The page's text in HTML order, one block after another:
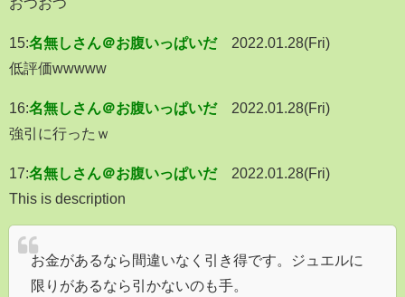
15:名無しさん＠お腹いっぱいだ
2022.01.28(Fri)
低評価wwwww
16:名無しさん＠お腹いっぱいだ
2022.01.28(Fri)
強引に行ったｗ
17:名無しさん＠お腹いっぱいだ
2022.01.28(Fri)
This is description
お金があるなら間違いなく引き得です。ジュエルに
限りがあるなら引かないのも手。